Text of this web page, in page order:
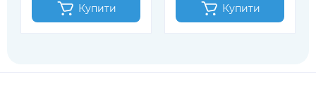
Купити Купити